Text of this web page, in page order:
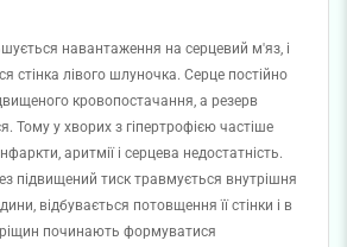
навантаження на серцевий м'яз, і
стінка лівого шлуночка. Серце постійно
кровопостачання, а резерв
Тому у хворих з гіпертрофією частіше
аритмії і серцева недостатність.
підвищений тиск травмується внутрішня
відбувається потовщення її стінки і в
починають формуватися